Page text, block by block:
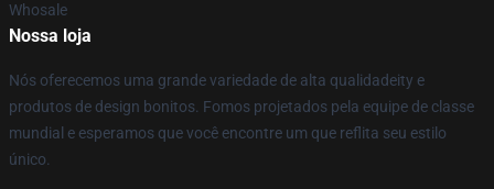
Whosale
Nossa loja
Nós oferecemos uma grande variedade de alta qualidadeity e
produtos de design bonitos. Fomos projetados pela equipe de classe
mundial e esperamos que você encontre um que reflita seu estilo
único.